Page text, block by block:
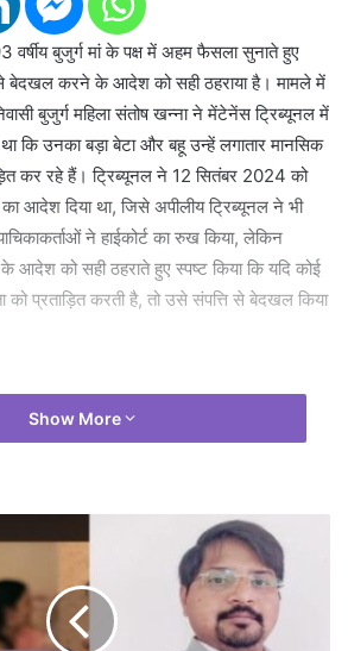
वर्षीय बुजुर्ग मां के पक्ष में अहम फैसला सुनाते हुए
करने के आदेश को सही ठहराया है। मामले में
बुजुर्ग महिला संतोष खन्ना ने मेंटेनेंस ट्रिब्यूनल में
कि उनका बड़ा बेटा और बहू उन्हें लगातार मानसिक
कर रहे हैं। ट्रिब्यूनल ने 12 सितंबर 2024 को
आदेश दिया था, जिसे अपीलीय ट्रिब्यूनल ने भी
ने हाईकोर्ट का रुख किया, लेकिन
आदेश को सही ठहराते हुए स्पष्ट किया कि यदि कोई
को प्रताड़ित करती है, तो उसे संपत्ति से बेदखल किया
Show More